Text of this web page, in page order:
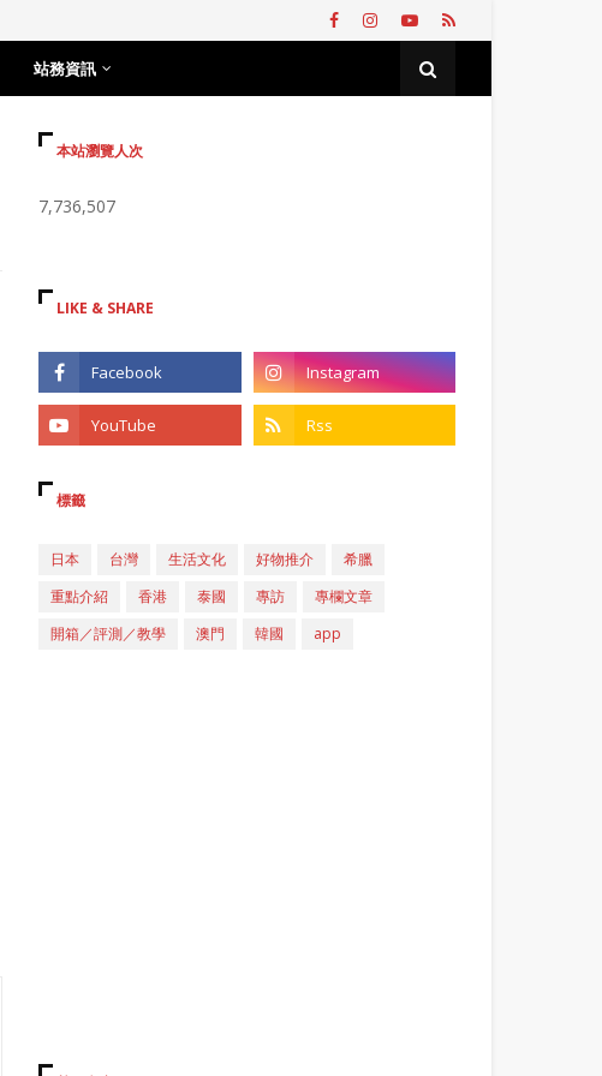
站務資訊
本站瀏覽人次
7,736,507
LIKE & SHARE
標籤
日本 台灣 生活文化 好物推介
希臘
重點介紹
香港 泰國 專訪
專欄文章
開箱／評測／教學
澳門 韓國 app